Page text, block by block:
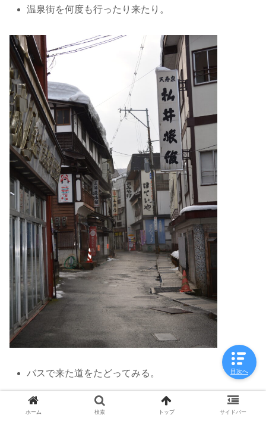
温泉街を何度も行ったり来たり。
バスで来た道をたどってみる。
ホーム 検索 トップ サイドバー
目次へ